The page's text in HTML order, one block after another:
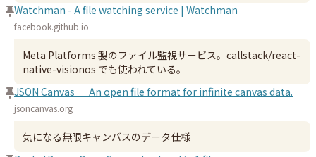
Watchman - A file watching service | Watchman
facebook.github.io
Meta Platforms 製のファイル監視サービス。callstack/react-
native-visionos でも使われている。
JSON Canvas — An open file format for infinite canvas data.
jsoncanvas.org
気になる無限キャンバスのデータ仕様